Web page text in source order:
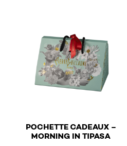
variants. The options may be
POCHETTE CADEAUX –
MORNING IN TIPASA
€